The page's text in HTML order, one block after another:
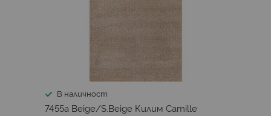
В наличност
7455a Beige/S.Beige Килим Camille